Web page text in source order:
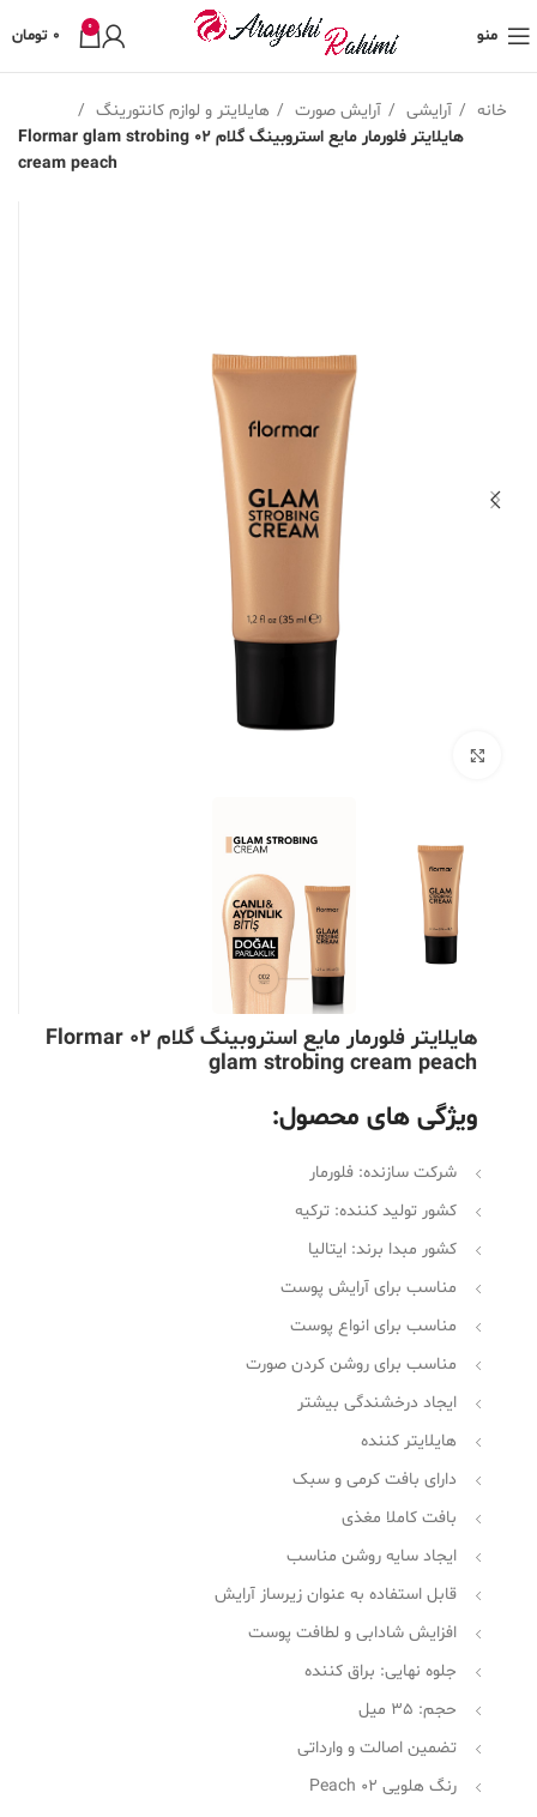
منو 0
0 تومان
خانه آرایشی آرایش صورت
هایلایتر و لوازم کانتورینگ
هایلایتر فلورمار مایع استروبینگ گلام 02 Flormar glam strobing
cream peach
هایلایتر فلورمار مایع استروبینگ گلام 02 Flormar
glam strobing cream peach
ویژگی های محصول:
شرکت سازنده: فلورمار
کشور تولید کننده: ترکیه
کشور مبدا برند: ایتالیا
مناسب برای آرایش پوست
مناسب برای انواع پوست
مناسب برای روشن کردن صورت
ایجاد درخشندگی بیشتر
هایلایتر کننده
دارای بافت کرمی و سبک
بافت کاملا مغذی
ایجاد سایه روشن مناسب
قابل استفاده به عنوان زیرساز آرایش
افزایش شادابی و لطافت پوست
جلوه نهایی: براق کننده
حجم: 35 میل
تضمین اصالت و وارداتی
رنگ هلویی Peach 02